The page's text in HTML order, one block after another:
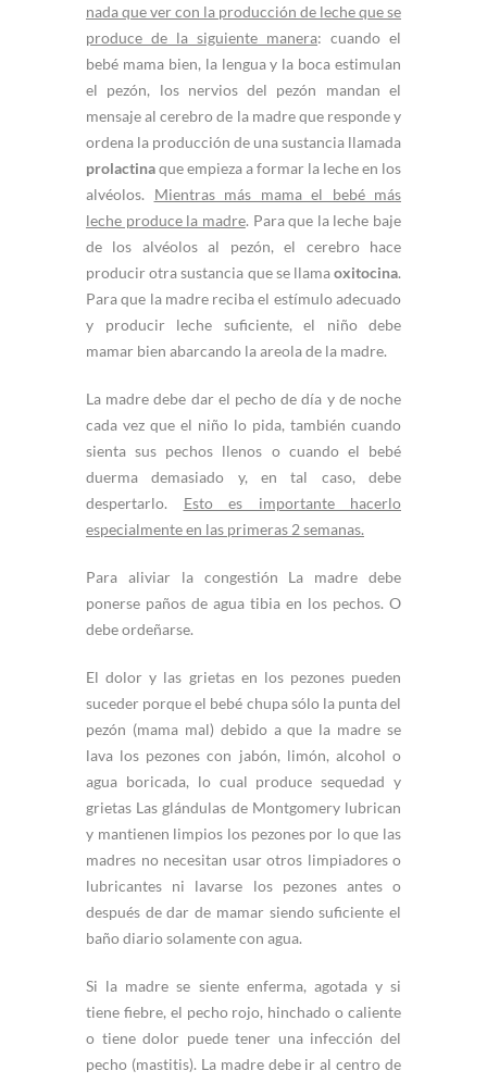
nada que ver con la producción de leche que se
produce de la siguiente manera: cuando el
bebé mama bien, la lengua y la boca estimulan
el pezón, los nervios del pezón mandan el
mensaje al cerebro de la madre que responde y
ordena la producción de una sustancia llamada
prolactinaque empieza a formar la leche en los
alvéolos. Mientras más mama el bebé más
leche produce la madre. Para que la leche baje
de los alvéolos al pezón, el cerebro hace
producir otra sustancia que se llamaoxitocina.
Para que la madre reciba el estímulo adecuado
y producir leche suficiente, el niño debe
mamar bien abarcando la areola de la madre.
La madre debe dar el pecho de día y de noche
cada vez que el niño lo pida, también cuando
sienta sus pechos llenos o cuando el bebé
duerma demasiado y, en tal caso, debe
despertarlo. Esto es importante hacerlo
especialmente en las primeras 2 semanas.
Para aliviar la congestión La madre debe
ponerse paños de agua tibia en los pechos. O
debe ordeñarse.
El dolor y las grietas en los pezones pueden
suceder porque el bebé chupa sólo la punta del
pezón (mama mal) debido a que la madre se
lava los pezones con jabón, limón, alcohol o
agua boricada, lo cual produce sequedad y
grietas Las glándulas de Montgomery lubrican
y mantienen limpios los pezones por lo que las
madres no necesitan usar otros limpiadores o
lubricantes ni lavarse los pezones antes o
después de dar de mamar siendo suficiente el
baño diario solamente con agua.
Si la madre se siente enferma, agotada y si
tiene fiebre, el pecho rojo, hinchado o caliente
o tiene dolor puede tener una infección del
pecho (mastitis). La madre debe ir al centro de